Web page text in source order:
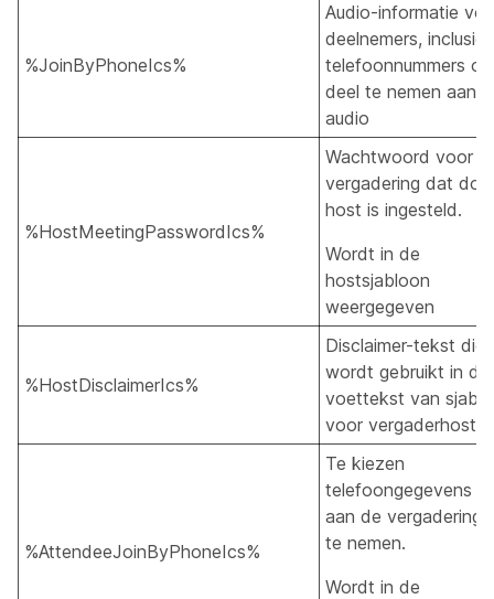
%JoinByPhoneIcs%
Audio-informatie
deelnemers, inclusief
telefoonnummers
deel te nemen aan
audio
%HostMeetingPasswordIcs%
Wachtwoord voor
vergadering dat
host is ingesteld.
Wordt in de
hostsjabloon
weergegeven
%HostDisclaimerIcs%
Disclaimer-tekst die
wordt gebruikt in de
voettekst van
voor vergaderhosts
%AttendeeJoinByPhoneIcs%
Te kiezen
telefoongegevens
aan de vergadering
te nemen.
Wordt in de